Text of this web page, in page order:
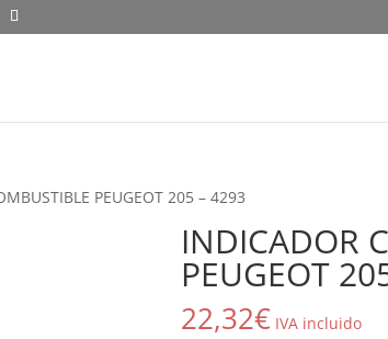
PEUGEOT 205 – 4293
INDICADOR
PEUGEOT
22,32€ IVA incluido